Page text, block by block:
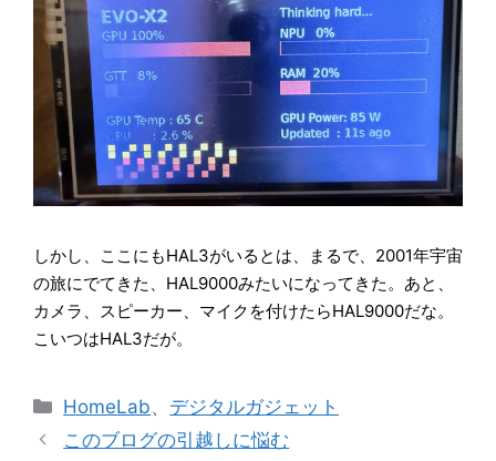
しかし、ここにもHAL3がいるとは、まるで、2001年宇宙
の旅にでてきた、HAL9000みたいになってきた。あと、
カメラ、スピーカー、マイクを付けたらHAL9000だな。
こいつはHAL3だが。
カ
テ
HomeLab、 デジタルガジェット
このブログの引越しに悩む